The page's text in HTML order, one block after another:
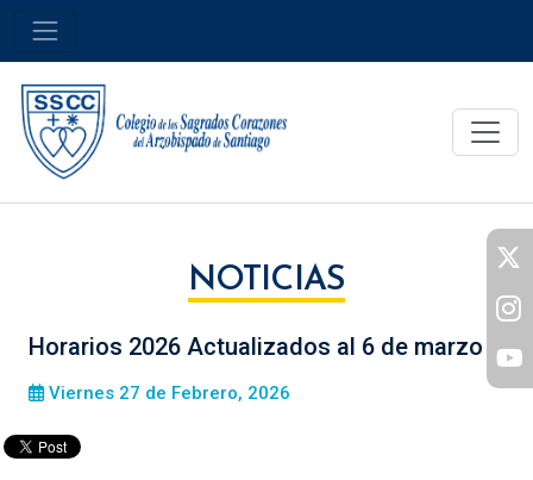
NOTICIAS
Horarios 2026 Actualizados al 6 de marzo
Viernes 27 de Febrero, 2026